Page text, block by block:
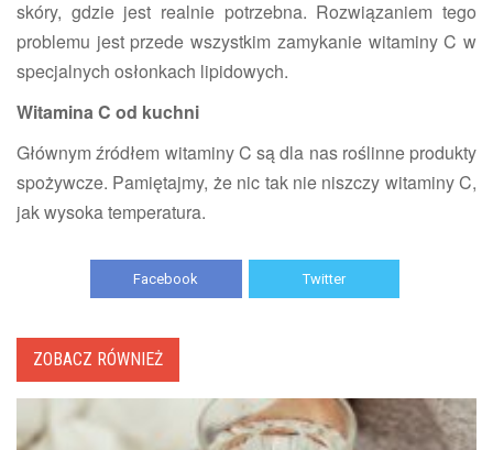
skóry, gdzie jest realnie potrzebna. Rozwiązaniem tego
problemu jest przede wszystkim zamykanie witaminy C w
specjalnych osłonkach lipidowych.
Witamina C od kuchni
Głównym źródłem witaminy C są dla nas roślinne produkty
spożywcze. Pamiętajmy, że nic tak nie niszczy witaminy C,
jak wysoka temperatura.
Facebook Twitter
ZOBACZ RÓWNIEŻ